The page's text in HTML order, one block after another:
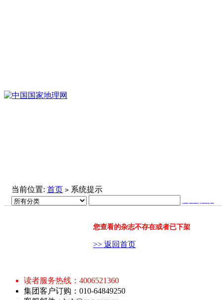
当前位置: 首页 > 系统提示
您查看的杂志不存在或者已下架
>> 返回首页
读者服务热线：4006521360
集团客户订购：010-64849250